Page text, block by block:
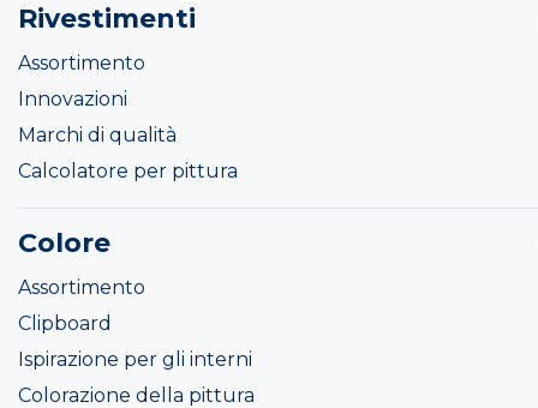
Rivestimenti
Assortimento
Innovazioni
Marchi di qualità
Calcolatore per pittura
Colore
Assortimento
Clipboard
Ispirazione per gli interni
Colorazione della pittura